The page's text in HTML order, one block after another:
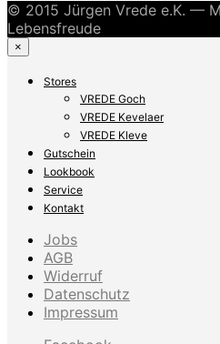
© 2015 Jürgen Vrede e.K. —
Lebensfreude
×
Stores
VREDE Goch
VREDE Kevelaer
VREDE Kleve
Gutschein
Lookbook
Service
Kontakt
Jobs
AGB
Widerruf
Datenschutz
Impressum